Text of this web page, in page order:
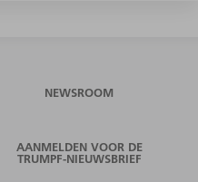
NEWSROOM
AANMELDEN VOOR DE
TRUMPF-NIEUWSBRIEF